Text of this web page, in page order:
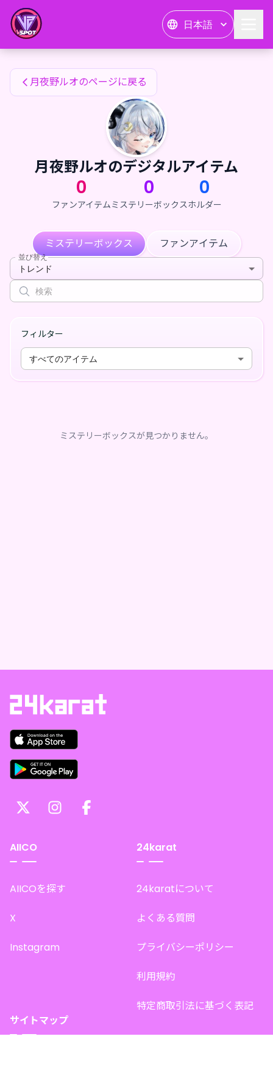
日本語
月夜野ルオのファンアイテム
月夜野ルオのページに戻る
月夜野ルオのデジタルアイテム
0
ファンアイテム
0
ミステリーボックス
0
ホルダー
ミステリーボックス ファンアイテム
並び替え
トレンド
フィルター
すべてのアイテム
ミステリーボックスが見つかりません。
AIICO
AIICOを探す
X
Instagram
24karat
24karatについて
よくある質問
プライバシーポリシー
利用規約
特定商取引法に基づく表記
サイトマップ
月夜野ルオのファンアイテム — 24karat